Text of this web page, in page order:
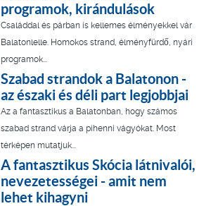
programok, kirándulások
Családdal és párban is kellemes élményekkel vár
Balatonlelle. Homokos strand, élményfürdő, nyári
programok...
Szabad strandok a Balatonon -
az északi és déli part legjobbjai
Az a fantasztikus a Balatonban, hogy számos
szabad strand várja a pihenni vágyókat. Most
térképen mutatjuk...
A fantasztikus Skócia látnivalói,
nevezetességei - amit nem
lehet kihagyni